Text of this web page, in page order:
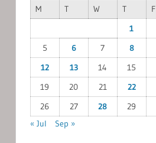
M T W T F
1
5
6 7 8
12
13 14 15
19
20 21 22
26
27 28 29
« Jul
Sep »